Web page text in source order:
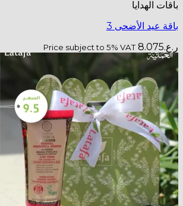
Price